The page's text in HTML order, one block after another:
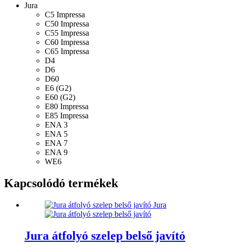
Jura
C5 Impressa
C50 Impressa
C55 Impressa
C60 Impressa
C65 Impressa
D4
D6
D60
E6 (G2)
E60 (G2)
E80 Impressa
E85 Impressa
ENA 3
ENA 5
ENA 7
ENA 9
WE6
Kapcsolódó termékek
Jura átfolyó szelep belső javító